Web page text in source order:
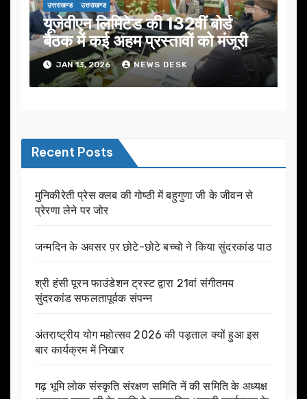
उत्तराखण्ड उत्तराखण्ड
यूजेवीएन लिमिटेड की 132वीं बोर्ड
बैठक में कई अहम प्रस्तावों को मंजूरी
JAN 13, 2026 NEWS DESK
Recent Posts
मुनिकीरेती प्रेस क्लब की गोष्ठी में बहुगुणा जी के जीवन से
प्रेरणा लेने पर जोर
जन्मदिन के अवसर प़र छोटे-छोटे बच्चो ने किया सुंदरकांड पाठ
श्री हंसी पूरन फाउंडेशन ट्रस्ट द्वारा 21वां संगीतमय
सुंदरकांड सफलतापूर्वक संपन्न
अंतराष्ट्रीय योग महोत्सव 2026 की पड़ताल क्यों हुआ इस
बार कार्यक्रम में निखार
गढ़ भूमि लोक संस्कृति संरक्षण समिति नें की समिति के अध्यक्ष